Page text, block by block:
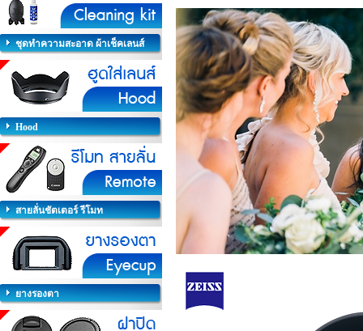
ชุดทำความสะอาด ผ้าเช็คเลนส์
Hood
สายลั่นชัตเตอร์ รีโมท
ยางรองตา